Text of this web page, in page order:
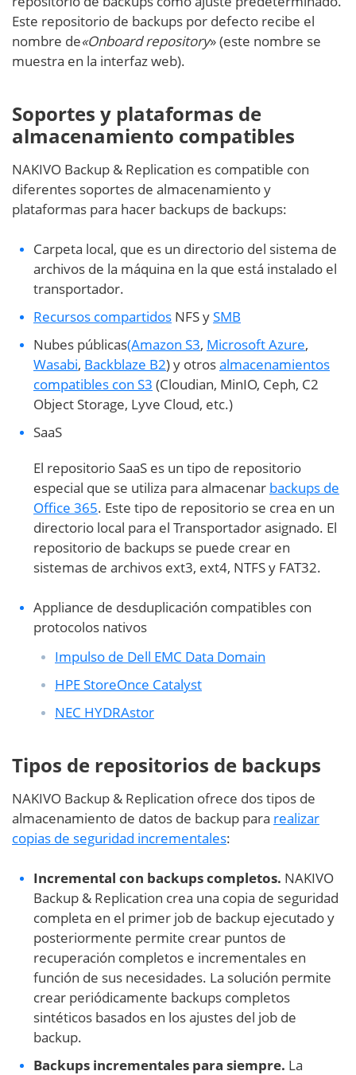
Este repositorio de backups por defecto recibe el
nombre de«Onboard repository» (este nombre se
muestra en la interfaz web).
Soportes y plataformas de
almacenamiento compatibles
NAKIVO Backup & Replication es compatible con
diferentes soportes de almacenamiento y
plataformas para hacer backups de backups:
Carpeta local, que es un directorio del sistema de
archivos de la máquina en la que está instalado el
transportador.
Recursos compartidos NFS ySMB
Nubes públicas(Amazon S3, Microsoft Azure,
Wasabi, Backblaze B2) y otrosalmacenamientos
compatibles con S3 (Cloudian, MinIO, Ceph, C2
Object Storage, Lyve Cloud, etc.)
SaaS
El repositorio SaaS es un tipo de repositorio
especial que se utiliza para almacenar backups de
Office 365. Este tipo de repositorio se crea en un
directorio local para el Transportador asignado. El
repositorio de backups se puede crear en
sistemas de archivos ext3, ext4, NTFS y FAT32.
Appliance de desduplicación compatibles con
protocolos nativos
Impulso de Dell EMC Data Domain
HPE StoreOnce Catalyst
NEC HYDRAstor
Tipos de repositorios de backups
NAKIVO Backup & Replication ofrece dos tipos de
almacenamiento de datos de backup para realizar
copias de seguridad incrementales:
Incremental con backups completos. NAKIVO
Backup & Replication crea una copia de seguridad
completa en el primer job de backup ejecutado y
posteriormente permite crear puntos de
recuperación completos e incrementales en
función de sus necesidades. La solución permite
crear periódicamente backups completos
sintéticos basados en los ajustes del job de
backup.
Backups incrementales para siempre. La